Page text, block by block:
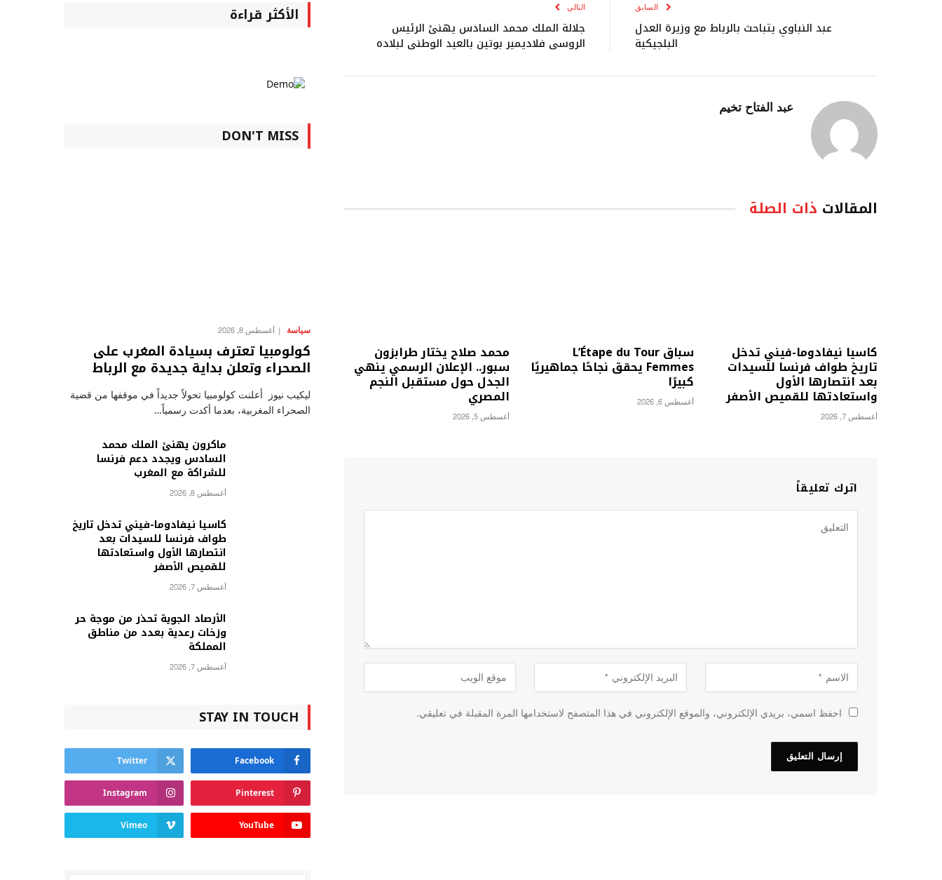
السابق
عبد النباوي يتباحث بالرباط مع وزيرة العدل
البلجيكية
التالي
جلالة الملك محمد السادس يهنئ الرئيس
الروسي فلاديمير بوتين بالعيد الوطني لبلاده
عبد الفتاح تخيم
المقالات ذات الصلة
كاسيا نيفادوما-فيني تدخل
تاريخ طواف فرنسا للسيدات
بعد انتصارها الأول
واستعادتها للقميص الأصفر
أغسطس 7, 2026
سباق L’Étape du Tour
Femmes يحقق نجاحًا جماهيريًا
كبيرًا
أغسطس 6, 2026
محمد صلاح يختار طرابزون
سبور.. الإعلان الرسمي ينهي
الجدل حول مستقبل النجم
المصري
أغسطس 5, 2026
اترك تعليقاً
احفظ اسمي، بريدي الإلكتروني، والموقع الإلكتروني في هذا المتصفح لاستخدامها المرة المقبلة في تعليقي.
الأكثر قراءة
DON'T MISS
سياسة أغسطس 8, 2026
كولومبيا تعترف بسيادة المغرب على
الصحراء وتعلن بداية جديدة مع الرباط
ليكيب نيوز أعلنت كولومبيا تحولاً جديداً في موقفها من قضية
الصحراء المغربية، بعدما أكدت رسمياً…
ماكرون يهنئ الملك محمد
السادس ويجدد دعم فرنسا
للشراكة مع المغرب
أغسطس 8, 2026
كاسيا نيفادوما-فيني تدخل تاريخ
طواف فرنسا للسيدات بعد
انتصارها الأول واستعادتها
للقميص الأصفر
أغسطس 7, 2026
الأرصاد الجوية تحذر من موجة حر
وزخات رعدية بعدد من مناطق
المملكة
أغسطس 7, 2026
STAY IN TOUCH
Facebook
Twitter
Pinterest
Instagram
YouTube
Vimeo